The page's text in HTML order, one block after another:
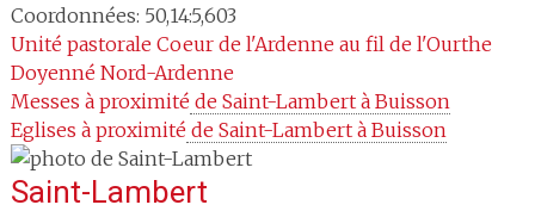
Coordonnées: 50,14:5,603
Unité pastorale Coeur de l'Ardenne au fil de l'Ourthe
Doyenné Nord-Ardenne
Messes à proximité de Saint-Lambert à Buisson
Eglises à proximité de Saint-Lambert à Buisson
Saint-Lambert